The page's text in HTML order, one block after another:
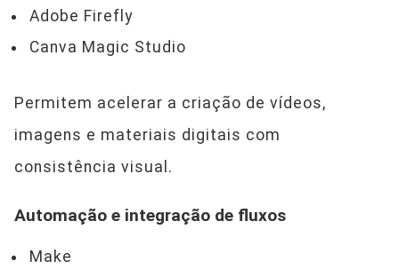
Adobe Firefly
Canva Magic Studio
Permitem acelerar a criação de vídeos,
imagens e materiais digitais com
consistência visual.
Automação e integração de fluxos
Make